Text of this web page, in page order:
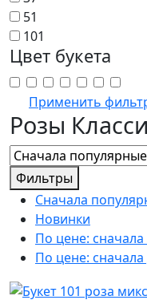
51
101
Цвет букета
Применить
Розы
Фильтры
Сначала
Новинки
По цене:
По цене: